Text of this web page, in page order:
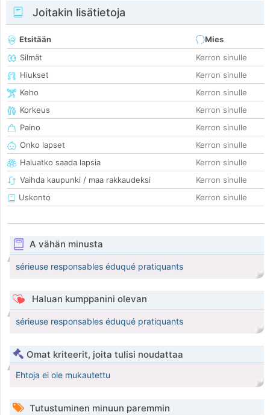
Joitakin lisätietoja
Etsitään
Mies
Silmät
Kerron sinulle
Hiukset
Kerron sinulle
Keho
Kerron sinulle
Korkeus
Kerron sinulle
Paino
Kerron sinulle
Onko lapset
Kerron sinulle
Haluatko saada lapsia
Kerron sinulle
Vaihda kaupunki / maa rakkaudeksi
Kerron sinulle
Uskonto
Kerron sinulle
A vähän minusta
sérieuse responsables éduqué pratiquants
Haluan kumppanini olevan
sérieuse responsables éduqué pratiquants
Omat kriteerit, joita tulisi noudattaa
Ehtoja ei ole mukautettu
Tutustuminen minuun paremmin